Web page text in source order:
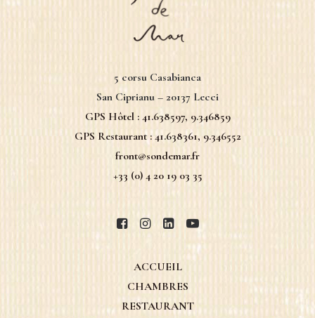
5 corsu Casabianca
San Ciprianu – 20137 Lecci
GPS Hôtel : 41.638597, 9.346859
GPS Restaurant :41.638361, 9.346552
front@sondemar.fr
+33 (0) 4 20 19 03 35
ACCUEIL
CHAMBRES
RESTAURANT